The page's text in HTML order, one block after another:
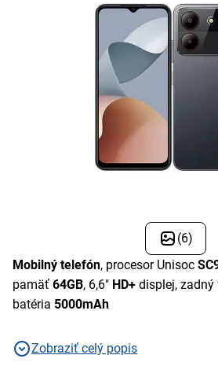
(6)
Mobilný telefón, procesor Unisoc
pamäť 64GB, 6,6" HD+ displej,
batéria 5000mAh
Zobraziť celý popis